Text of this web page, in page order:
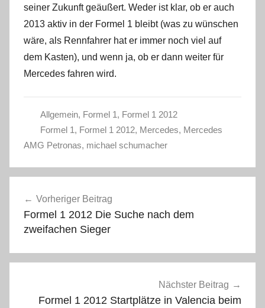
seiner Zukunft geäußert. Weder ist klar, ob er auch
2013 aktiv in der Formel 1 bleibt (was zu wünschen
wäre, als Rennfahrer hat er immer noch viel auf
dem Kasten), und wenn ja, ob er dann weiter für
Mercedes fahren wird.
Allgemein, Formel 1, Formel 1 2012
Formel 1, Formel 1 2012, Mercedes, Mercedes
AMG Petronas, michael schumacher
Vorheriger Beitrag
Formel 1 2012 Die Suche nach dem
zweifachen Sieger
Nächster Beitrag
Formel 1 2012 Startplätze in Valencia beim